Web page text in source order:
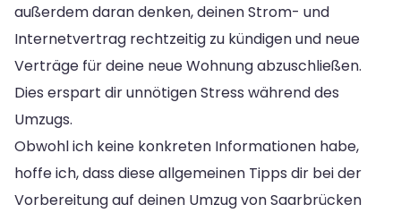
außerdem daran denken, deinen Strom- und
Internetvertrag rechtzeitig zu kündigen und neue
Verträge für deine neue Wohnung abzuschließen.
Dies erspart dir unnötigen Stress während des
Umzugs.
Obwohl ich keine konkreten Informationen habe,
hoffe ich, dass diese allgemeinen Tipps dir bei der
Vorbereitung auf deinen Umzug von Saarbrücken